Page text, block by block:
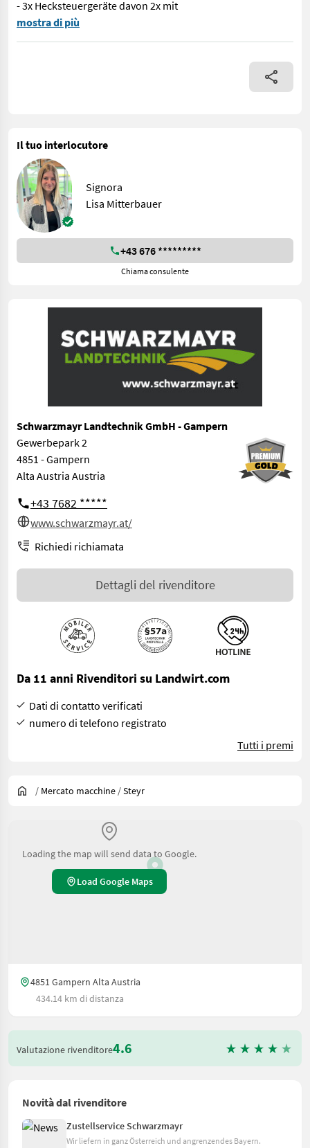
- 3x Hecksteuergeräte davon 2x mit
Nr. 69540 4 Zylinder Common Rail Turbodieselmotor mit
mostra di più
Il tuo interlocutore
Signora
Lisa Mitterbauer
+43 676 *********
Chiama consulente
Schwarzmayr Landtechnik GmbH - Gampern
Gewerbepark 2
4851 - Gampern
Alta Austria Austria
+43 7682 *****
www.schwarzmayr.at/
Richiedi richiamata
Dettagli del rivenditore
Da 11 anni Rivenditori su Landwirt.com
Dati di contatto verificati
numero di telefono registrato
Tutti i premi
/ Mercato macchine /Steyr
Loading the map will send data to Google.
Load Google Maps
4851 Gampern Alta Austria
434.14 km di distanza
Valutazione rivenditore4.6
Novità dal rivenditore
Zustellservice Schwarzmayr
Wir liefern in ganz Österreich und angrenzendes Bayern.